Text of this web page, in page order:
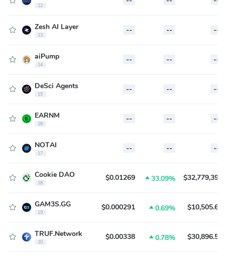
12
Zesh AI Layer
13
-- -- --
aiPump
14
-- -- --
DeSci Agents
15
-- -- --
EARNM
16
-- -- --
NOTAI
17
-- -- --
Cookie DAO
18
$0.01269 33.09% $32,779,397
GAM3S.GG
19
$0.000291 0.69% $10,505.64
TRUF.Network
20
$0.00338 0.78% $30,896.53